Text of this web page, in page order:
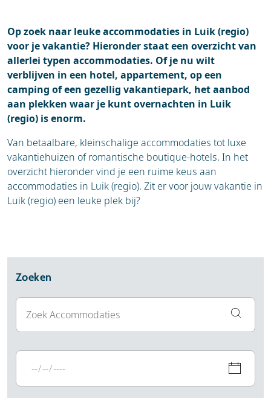
Op zoek naar leuke accommodaties in Luik (regio)
voor je vakantie? Hieronder staat een overzicht van
allerlei typen accommodaties. Of je nu wilt
verblijven in een hotel, appartement, op een
camping of een gezellig vakantiepark, het aanbod
aan plekken waar je kunt overnachten in Luik
(regio) is enorm.
Van betaalbare, kleinschalige accommodaties tot luxe
vakantiehuizen of romantische boutique-hotels. In het
overzicht hieronder vind je een ruime keus aan
accommodaties in Luik (regio). Zit er voor jouw vakantie in
Luik (regio) een leuke plek bij?
Zoeken